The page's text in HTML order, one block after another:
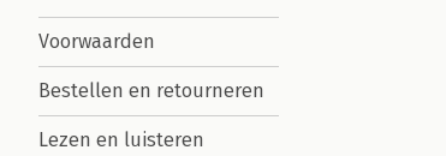
Voorwaarden
Bestellen en retourneren
Lezen en luisteren